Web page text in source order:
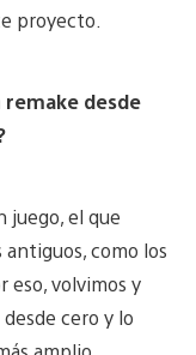
proyecto.
remake desde
juego, el que
como los
eso, volvimos y
cero y lo